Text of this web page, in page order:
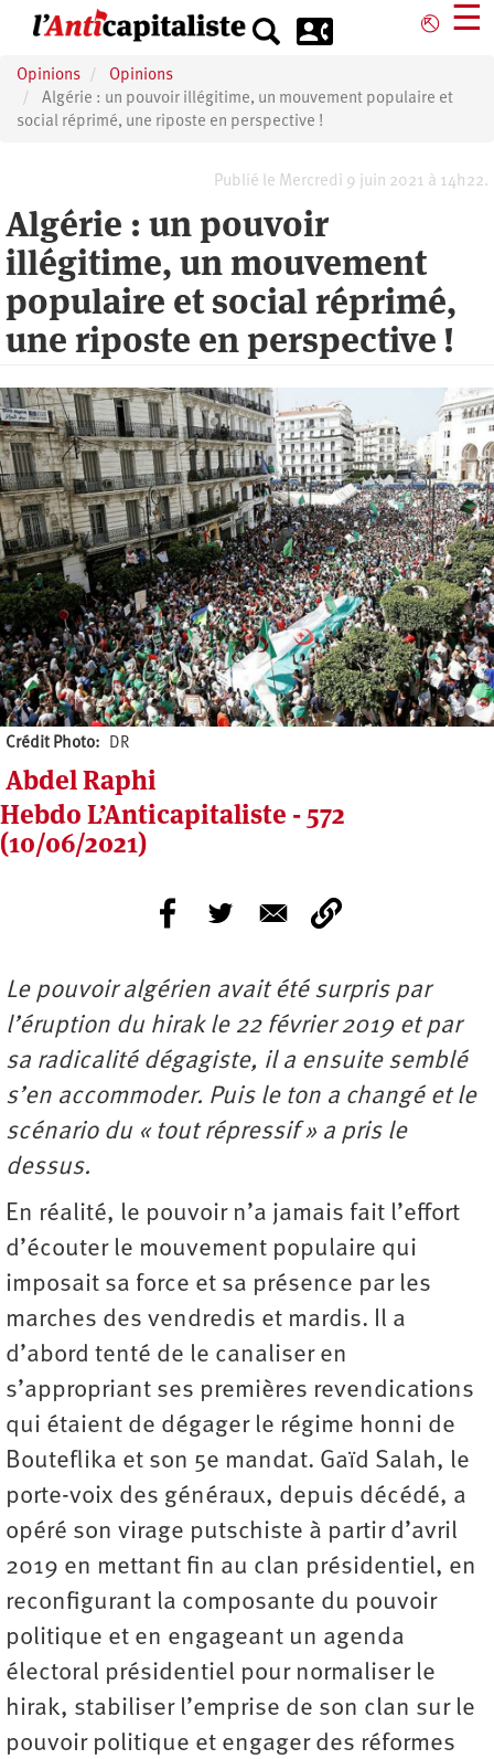
principal
⎋ ☰
Opinions
Opinions
Algérie : un pouvoir illégitime, un mouvement populaire et
social réprimé, une riposte en perspective !
Publié le Mercredi 9 juin 2021 à 14h22.
Algérie : un pouvoir
illégitime, un mouvement
populaire et social réprimé,
une riposte en perspective !
Crédit Photo DR
Abdel Raphi
Hebdo L’Anticapitaliste - 572
(10/06/2021)
Le pouvoir algérien avait été surpris par
l’éruption du hirak le 22 février 2019 et par
sa radicalité dégagiste, il a ensuite semblé
s’en accommoder. Puis le ton a changé et le
scénario du « tout répressif » a pris le
dessus.
En réalité, le pouvoir n’a jamais fait l’effort
d’écouter le mouvement populaire qui
imposait sa force et sa présence par les
marches des vendredis et mardis. Il a
d’abord tenté de le canaliser en
s’appropriant ses premières revendications
qui étaient de dégager le régime honni de
Bouteflika et son 5e mandat. Gaïd Salah, le
porte-voix des généraux, depuis décédé, a
opéré son virage putschiste à partir d’avril
2019 en mettant fin au clan présidentiel, en
reconfigurant la composante du pouvoir
politique et en engageant un agenda
électoral présidentiel pour normaliser le
hirak, stabiliser l’emprise de son clan sur le
pouvoir politique et engager des réformes